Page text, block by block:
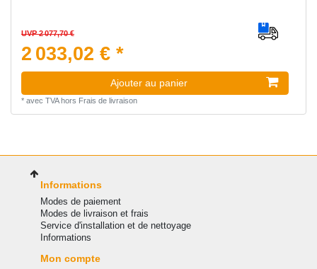
UVP 2 077,70 €
2 033,02 € *
Ajouter au panier
* avec TVAhors Frais de livraison
Informations
Modes de paiement
Modes de livraison et frais
Service d'installation et de nettoyage
Informations
Mon compte